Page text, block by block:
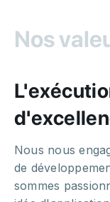
Nos
Nous nous
de
sommes